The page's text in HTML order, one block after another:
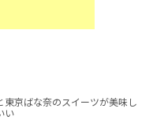
京ばな奈のスイーツが美味し
い